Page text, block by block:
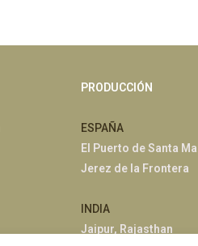
PRODUCCIÓN
ESPAÑA
El Puerto de Santa
Jerez de la Frontera
INDIA
Jaipur, Rajasthan